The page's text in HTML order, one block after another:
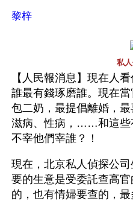
黎梓
私人
【人民報消息】現在人
誰最有錢琢磨誰。現在
包二奶，最提倡離婚，
滋病、性病，……和這些
不宰他們宰誰？！
現在，北京私人偵探公
要的生意是受委託查高
的，也有情婦要查的，最